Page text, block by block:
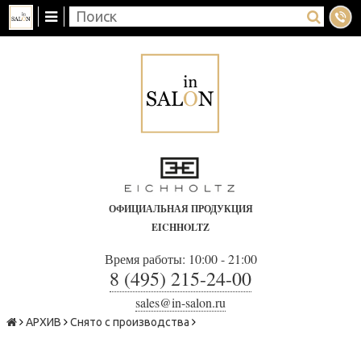
ОФИЦИАЛЬНАЯ ПРОДУКЦИЯ
EICHHOLTZ
Время работы: 10:00 - 21:00
8 (495) 215-24-00
sales@in-salon.ru
АРХИВ Снято с производства